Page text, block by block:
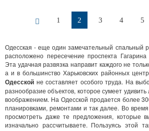
1 2 3 4 5
Одесская - еще один замечательный спальный
расположено пересечение проспекта
Эта удачная развязка направит каждого не
а и в большинство Харьковских районных
Одесской не составляет особого труда. На
разнообразие объектов, которое сумеет
воображением. На Одесской продается более
планировками, ремонтами и так далее. Во
просмотреть даже те предложения, которые
изначально рассчитываете. Пользуясь этой